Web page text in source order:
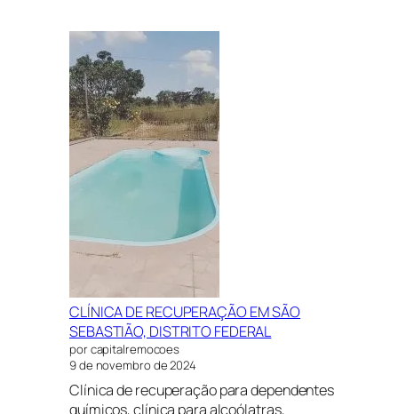
CLÍNICA DE RECUPERAÇÃO EM SÃO
SEBASTIÃO, DISTRITO FEDERAL
por capitalremocoes
9 de novembro de 2024
Clínica de recuperação para dependentes
químicos, clínica para alcoólatras,